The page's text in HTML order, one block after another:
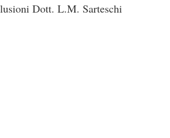
Dott. L.M. Sarteschi